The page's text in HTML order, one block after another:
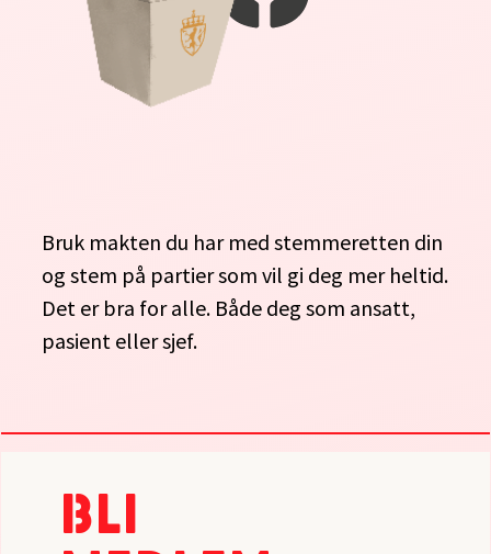
Bruk makten du har med stemmeretten din
og stem på partier som vil gi deg mer heltid.
Det er bra for alle. Både deg som ansatt,
pasient eller sjef.
Bli